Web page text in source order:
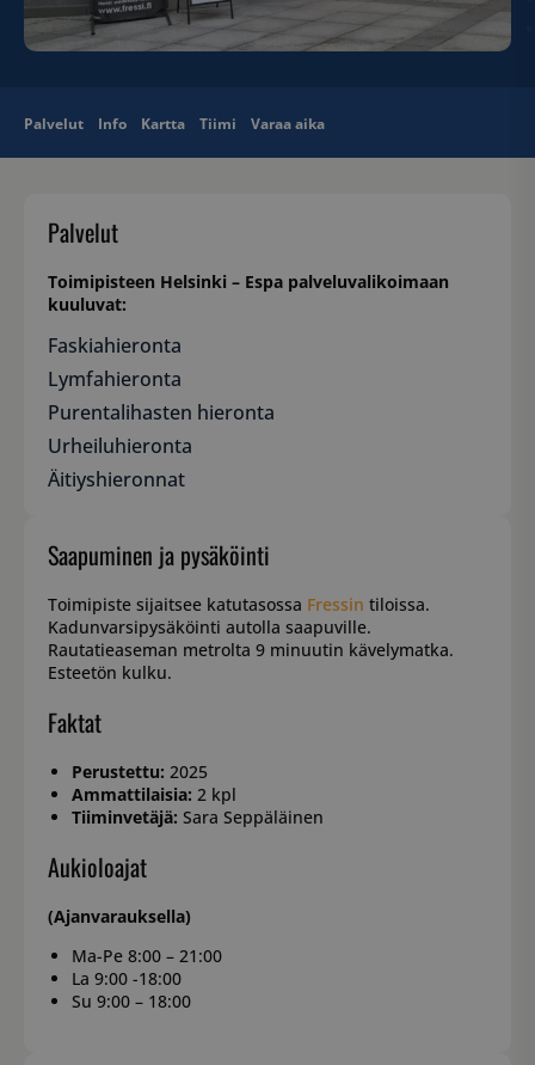
Palvelut Info Kartta Tiimi Varaa aika
Palvelut
Toimipisteen Helsinki – Espa palveluvalikoimaan
kuuluvat:
Faskiahieronta
Lymfahieronta
Purentalihasten hieronta
Urheiluhieronta
Äitiyshieronnat
Saapuminen ja pysäköinti
Toimipiste sijaitsee katutasossa Fressin tiloissa.
Kadunvarsipysäköinti autolla saapuville.
Rautatieaseman metrolta 9 minuutin kävelymatka.
Esteetön kulku.
Faktat
Perustettu: 2025
Ammattilaisia: 2 kpl
Tiiminvetäjä: Sara Seppäläinen
Aukioloajat
(Ajanvarauksella)
Ma-Pe 8:00 – 21:00
La 9:00 -18:00
Su 9:00 – 18:00